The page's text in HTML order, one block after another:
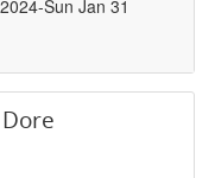
Sun Jan 31